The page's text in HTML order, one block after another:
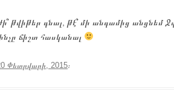
թվիթեր գնալ, թէ՞ մի անգամից անցնեմ
ճիշտ հասկանալ
Փետրվարի, 2015։